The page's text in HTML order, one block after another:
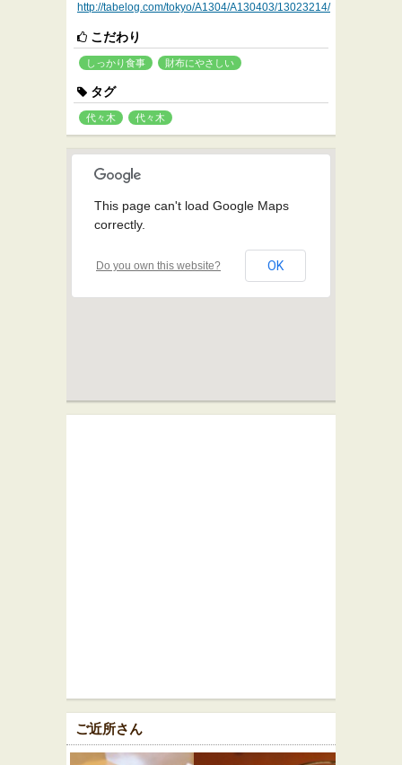
http://tabelog.com/tokyo/A1304/A130403/13023214/
こだわり
しっかり食事 財布にやさしい
タグ
代々木 代々木
This page can't load Google Maps
correctly.
Do you own this website? OK
ご近所さん